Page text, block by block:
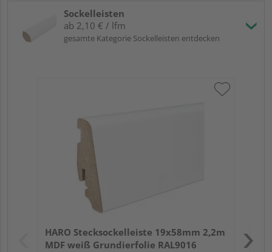
Sockelleisten
ab 2,10 € / lfm
gesamte Kategorie Sockelleisten entdecken
HARO Stecksockelleiste 19x58mm 2,2m
MDF weiß Grundierfolie RAL9016